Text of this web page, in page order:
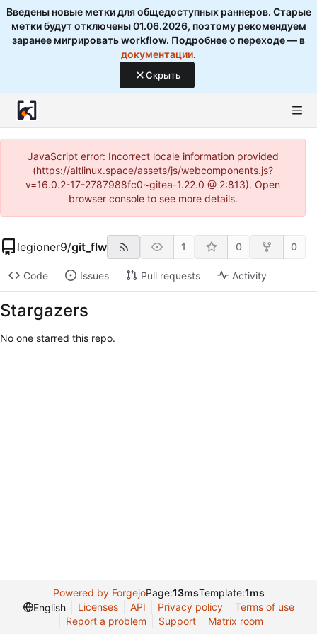
Введены новые метки для общедоступных раннеров. Старые
метки будут отключены 01.06.2026, поэтому рекомендуем
заранее мигрировать workflow. Подробнее о переходе — в
документации.
Скрыть
JavaScript error: Incorrect locale information provided
(https://altlinux.space/assets/js/webcomponents.js?
v=16.0.2-17-2787988fc0~gitea-1.22.0 @ 2:813). Open
browser console to see more details.
legioner9/git_flw 1 0 0
Code Issues Pull requests Activity
Stargazers
No one starred this repo.
Powered by ForgejoPage:13msTemplate:1ms
English
Licenses API Privacy policy
Terms of use
Report a problem
Support Matrix room